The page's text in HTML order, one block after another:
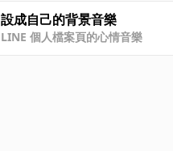
設成自己的背景音樂
LINE 個人檔案頁的心情音樂